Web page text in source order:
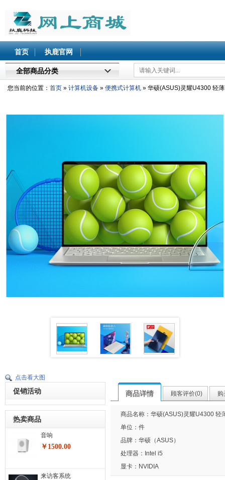
北执鹿网上商城
首页 执鹿官网
全部商品分类
您当前的位置： 首页 » 计算机设备 » 便携式计算机 » 华硕(ASUS)灵耀U4300 轻
点击看大图
促销活动
热卖商品
音响
￥1500.00
来访客系统
商品详情 顾客评价(0) 购
商品名称：华硕(ASUS)灵耀U4300 轻
92%全面屏 冰钻银14英寸(人脸识别)
单位：件
品牌：华硕（ASUS）
处理器：Intel i5
显卡：NVIDIA